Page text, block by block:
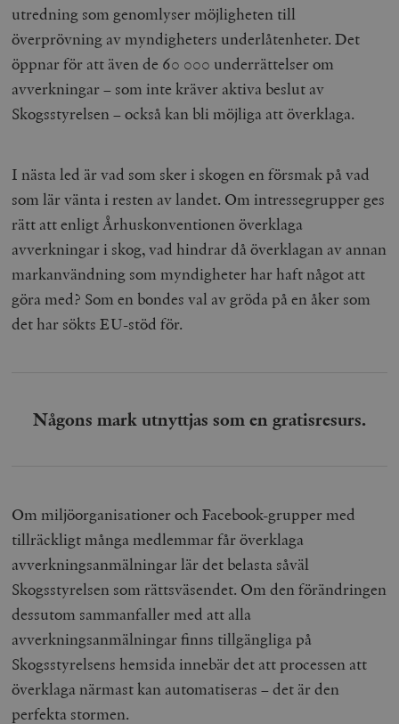
utredning som genomlyser möjligheten till
överprövning av myndigheters underlåtenheter. Det
öppnar för att även de 60 000 underrättelser om
avverkningar – som inte kräver aktiva beslut av
Skogsstyrelsen – också kan bli möjliga att överklaga.
I nästa led är vad som sker i skogen en försmak på vad
som lär vänta i resten av landet. Om intressegrupper ges
rätt att enligt Århuskonventionen överklaga
avverkningar i skog, vad hindrar då överklagan av annan
markanvändning som myndigheter har haft något att
göra med? Som en bondes val av gröda på en åker som
det har sökts EU-stöd för.
Någons mark utnyttjas som en gratisresurs.
Om miljöorganisationer och Facebook-grupper med
tillräckligt många medlemmar får överklaga
avverkningsanmälningar lär det belasta såväl
Skogsstyrelsen som rättsväsendet. Om den förändringen
dessutom sammanfaller med att alla
avverkningsanmälningar finns tillgängliga på
Skogsstyrelsens hemsida innebär det att processen att
överklaga närmast kan automatiseras – det är den
perfekta stormen.